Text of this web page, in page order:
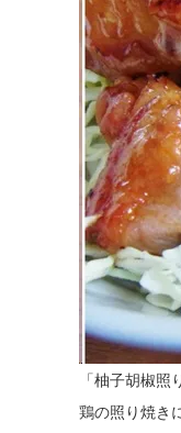
「柚子胡椒照
鶏の照り焼き